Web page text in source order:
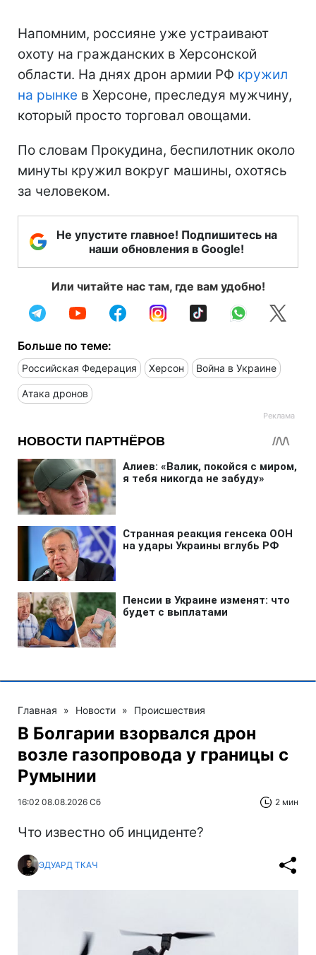
Напомним, россияне уже устраивают
охоту на гражданских в Херсонской
области. На днях дрон армии РФ кружил
на рынке в Херсоне, преследуя мужчину,
который просто торговал овощами.
По словам Прокудина, беспилотник около
минуты кружил вокруг машины, охотясь
за человеком.
Не упустите главное! Подпишитесь на
наши обновления в Google!
Или читайте нас там, где вам удобно!
Больше по теме:
Российская Федерация Херсон Война в Украине
Атака дронов
Главная » Новости » Происшествия
В Болгарии взорвался дрон
возле газопровода у границы с
Румынии
16:02 08.08.2026 Сб 2 мин
Что известно об инциденте?
ЭДУАРД ТКАЧ